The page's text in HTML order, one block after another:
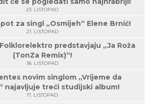
23. LISTOPAD
za singl „Osmijeh“ Elene Brnić!
21. LISTOPAD
predstavjaju „Ja Roža
(TonZa Remix)“!
18. LISTOPAD
novim singlom „Vrijeme da
najavljuje treći studijski album!
17. LISTOPAD